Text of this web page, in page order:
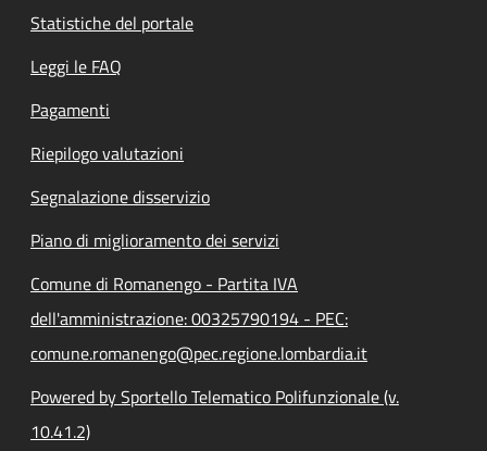
Statistiche del portale
Leggi le FAQ
Pagamenti
Riepilogo valutazioni
Segnalazione disservizio
Piano di miglioramento dei servizi
Comune di Romanengo - Partita IVA
dell'amministrazione: 00325790194 - PEC:
comune.romanengo@pec.regione.lombardia.it
Powered by Sportello Telematico Polifunzionale (v.
10.41.2)